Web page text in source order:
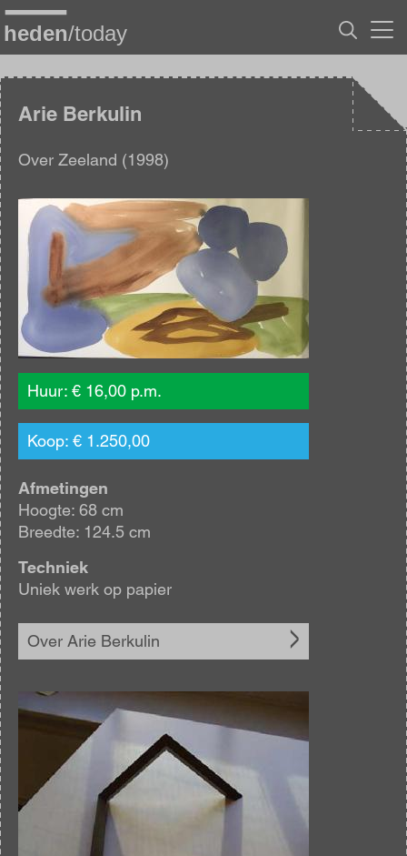
Overslaan
en
naar
inhoud
gaanArie Berkulin
Over Zeeland (1998)
Afbeelding
Huur: € 16,00 p.m.
Koop: € 1.250,00
Afmetingen
Hoogte: 68 cm
Breedte: 124.5 cm
Techniek
Uniek werk op papier
Over Arie Berkulin
Afbeelding